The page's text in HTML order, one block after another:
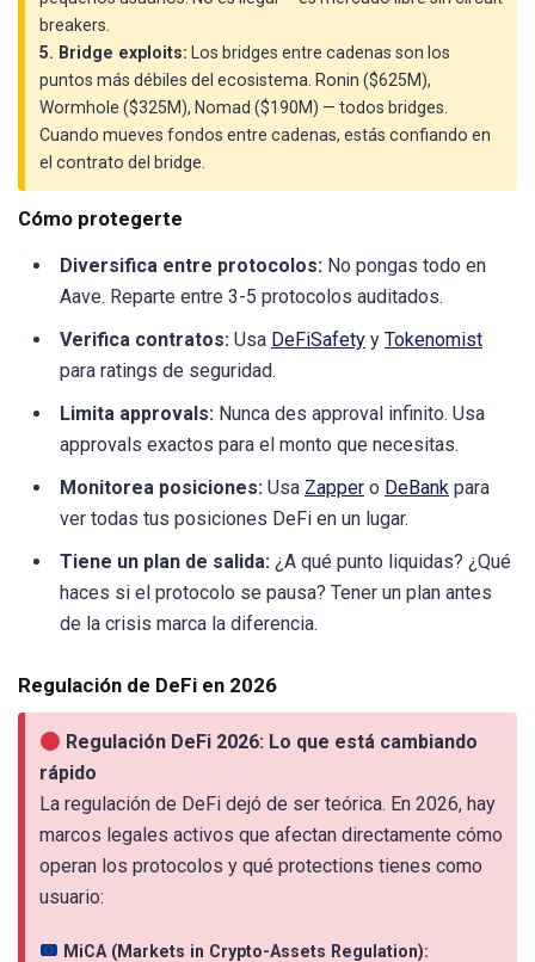
breakers.
5. Bridge exploits: Los bridges entre cadenas son los
puntos más débiles del ecosistema. Ronin ($625M),
Wormhole ($325M), Nomad ($190M) — todos bridges.
Cuando mueves fondos entre cadenas, estás confiando en
el contrato del bridge.
Cómo protegerte
Diversifica entre protocolos: No pongas todo en
Aave. Reparte entre 3-5 protocolos auditados.
Verifica contratos: Usa DeFiSafety y Tokenomist
para ratings de seguridad.
Limita approvals: Nunca des approval infinito. Usa
approvals exactos para el monto que necesitas.
Monitorea posiciones: Usa Zapper o DeBank para
ver todas tus posiciones DeFi en un lugar.
Tiene un plan de salida: ¿A qué punto liquidas? ¿Qué
haces si el protocolo se pausa? Tener un plan antes
de la crisis marca la diferencia.
Regulación de DeFi en 2026
Regulación DeFi 2026: Lo que está cambiando
rápido
La regulación de DeFi dejó de ser teórica. En 2026, hay
marcos legales activos que afectan directamente cómo
operan los protocolos y qué protections tienes como
usuario:
MiCA (Markets in Crypto-Assets Regulation):